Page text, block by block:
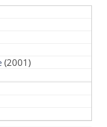
(2001)